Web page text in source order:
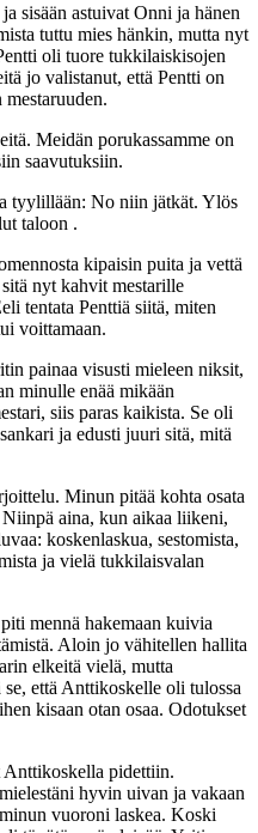
sisään astuivat Onni ja hänen
tuttu mies hänkin, mutta nyt
oli tuore tukkilaiskisojen
jo valistanut, että Pentti on
Meidän porukassamme on
saavutuksiin.
tyylillään: No niin jätkät. Ylös
taloon .
kipaisin puita ja vettä
nyt kahvit mestarille
tentata Penttiä siitä, miten
voittamaan.
painaa visusti mieleen niksit,
minulle enää mikään
siis paras kaikista. Se oli
ja edusti juuri sitä, mitä
Minun pitää kohta osata
aina, kun aikaa liikeni,
koskenlaskua, sestomista,
ja vielä tukkilaisvalan
mennä hakemaan kuivia
Aloin jo vähitellen hallita
elkeitä vielä, mutta
että Anttikoskelle oli tulossa
kisaan otan osaa. Odotukset
pidettiin.
hyvin uivan ja vakaan
vuoroni laskea. Koski